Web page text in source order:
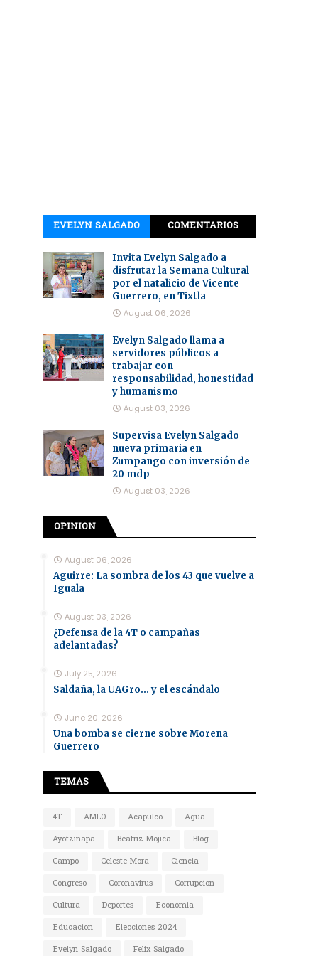
EVELYN SALGADO COMENTARIOS
Invita Evelyn Salgado a
disfrutar la Semana Cultural
por el natalicio de Vicente
Guerrero, en Tixtla
August 06, 2026
Evelyn Salgado llama a
servidores públicos a
trabajar con
responsabilidad, honestidad
y humanismo
August 03, 2026
Supervisa Evelyn Salgado
nueva primaria en
Zumpango con inversión de
20 mdp
August 03, 2026
OPINION
August 06, 2026
Aguirre: La sombra de los 43 que vuelve a
Iguala
August 03, 2026
¿Defensa de la 4T o campañas
adelantadas?
July 25, 2026
Saldaña, la UAGro... y el escándalo
June 20, 2026
Una bomba se cierne sobre Morena
Guerrero
TEMAS
4T AMLO Acapulco
Agua
Ayotzinapa
Beatriz Mojica
Blog
Campo
Celeste Mora
Ciencia
Congreso
Coronavirus
Corrupcion
Cultura
Deportes
Economia
Educacion
Elecciones 2024
Evelyn Salgado
Felix Salgado